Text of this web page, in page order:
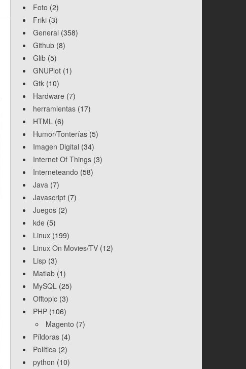
Foto (2)
Friki (3)
General (358)
Github (8)
Glib (5)
GNUPlot (1)
Gtk (10)
Hardware (7)
herramientas (17)
HTML (6)
Humor/Tonterías (5)
Imagen Digital (34)
Internet Of Things (3)
Interneteando (58)
Java (7)
Javascript (7)
Juegos (2)
kde (5)
Linux (199)
Linux On Movies/TV (12)
Lisp (3)
Matlab (1)
MySQL (25)
Offtopic (3)
PHP (106)
Magento (7)
Píldoras (4)
Política (2)
python (10)